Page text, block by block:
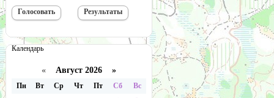
Календарь
« Август 2026 »
Пн Вт Ср Чт Пт Сб
Вс